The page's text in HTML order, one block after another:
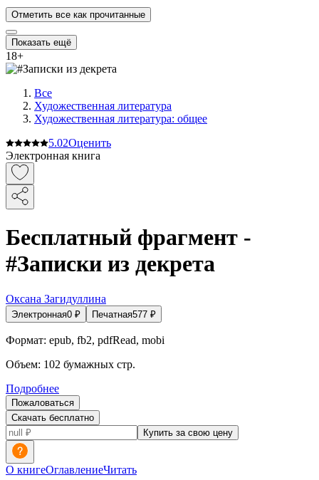
Отметить все как прочитанные
Показать ещё
18+
Все
Художественная литература
Художественная литература: общее
5.02Оценить
Электронная книга
Бесплатный фрагмент -
#Записки из декрета
Оксана Загидуллина
Электронная0 ₽ Печатная577 ₽
Формат: epub, fb2, pdfRead, mobi
Объем: 102 бумажных стр.
Подробнее
Пожаловаться
Скачать бесплатно
Купить за свою цену
О книгеОглавлениеЧитать